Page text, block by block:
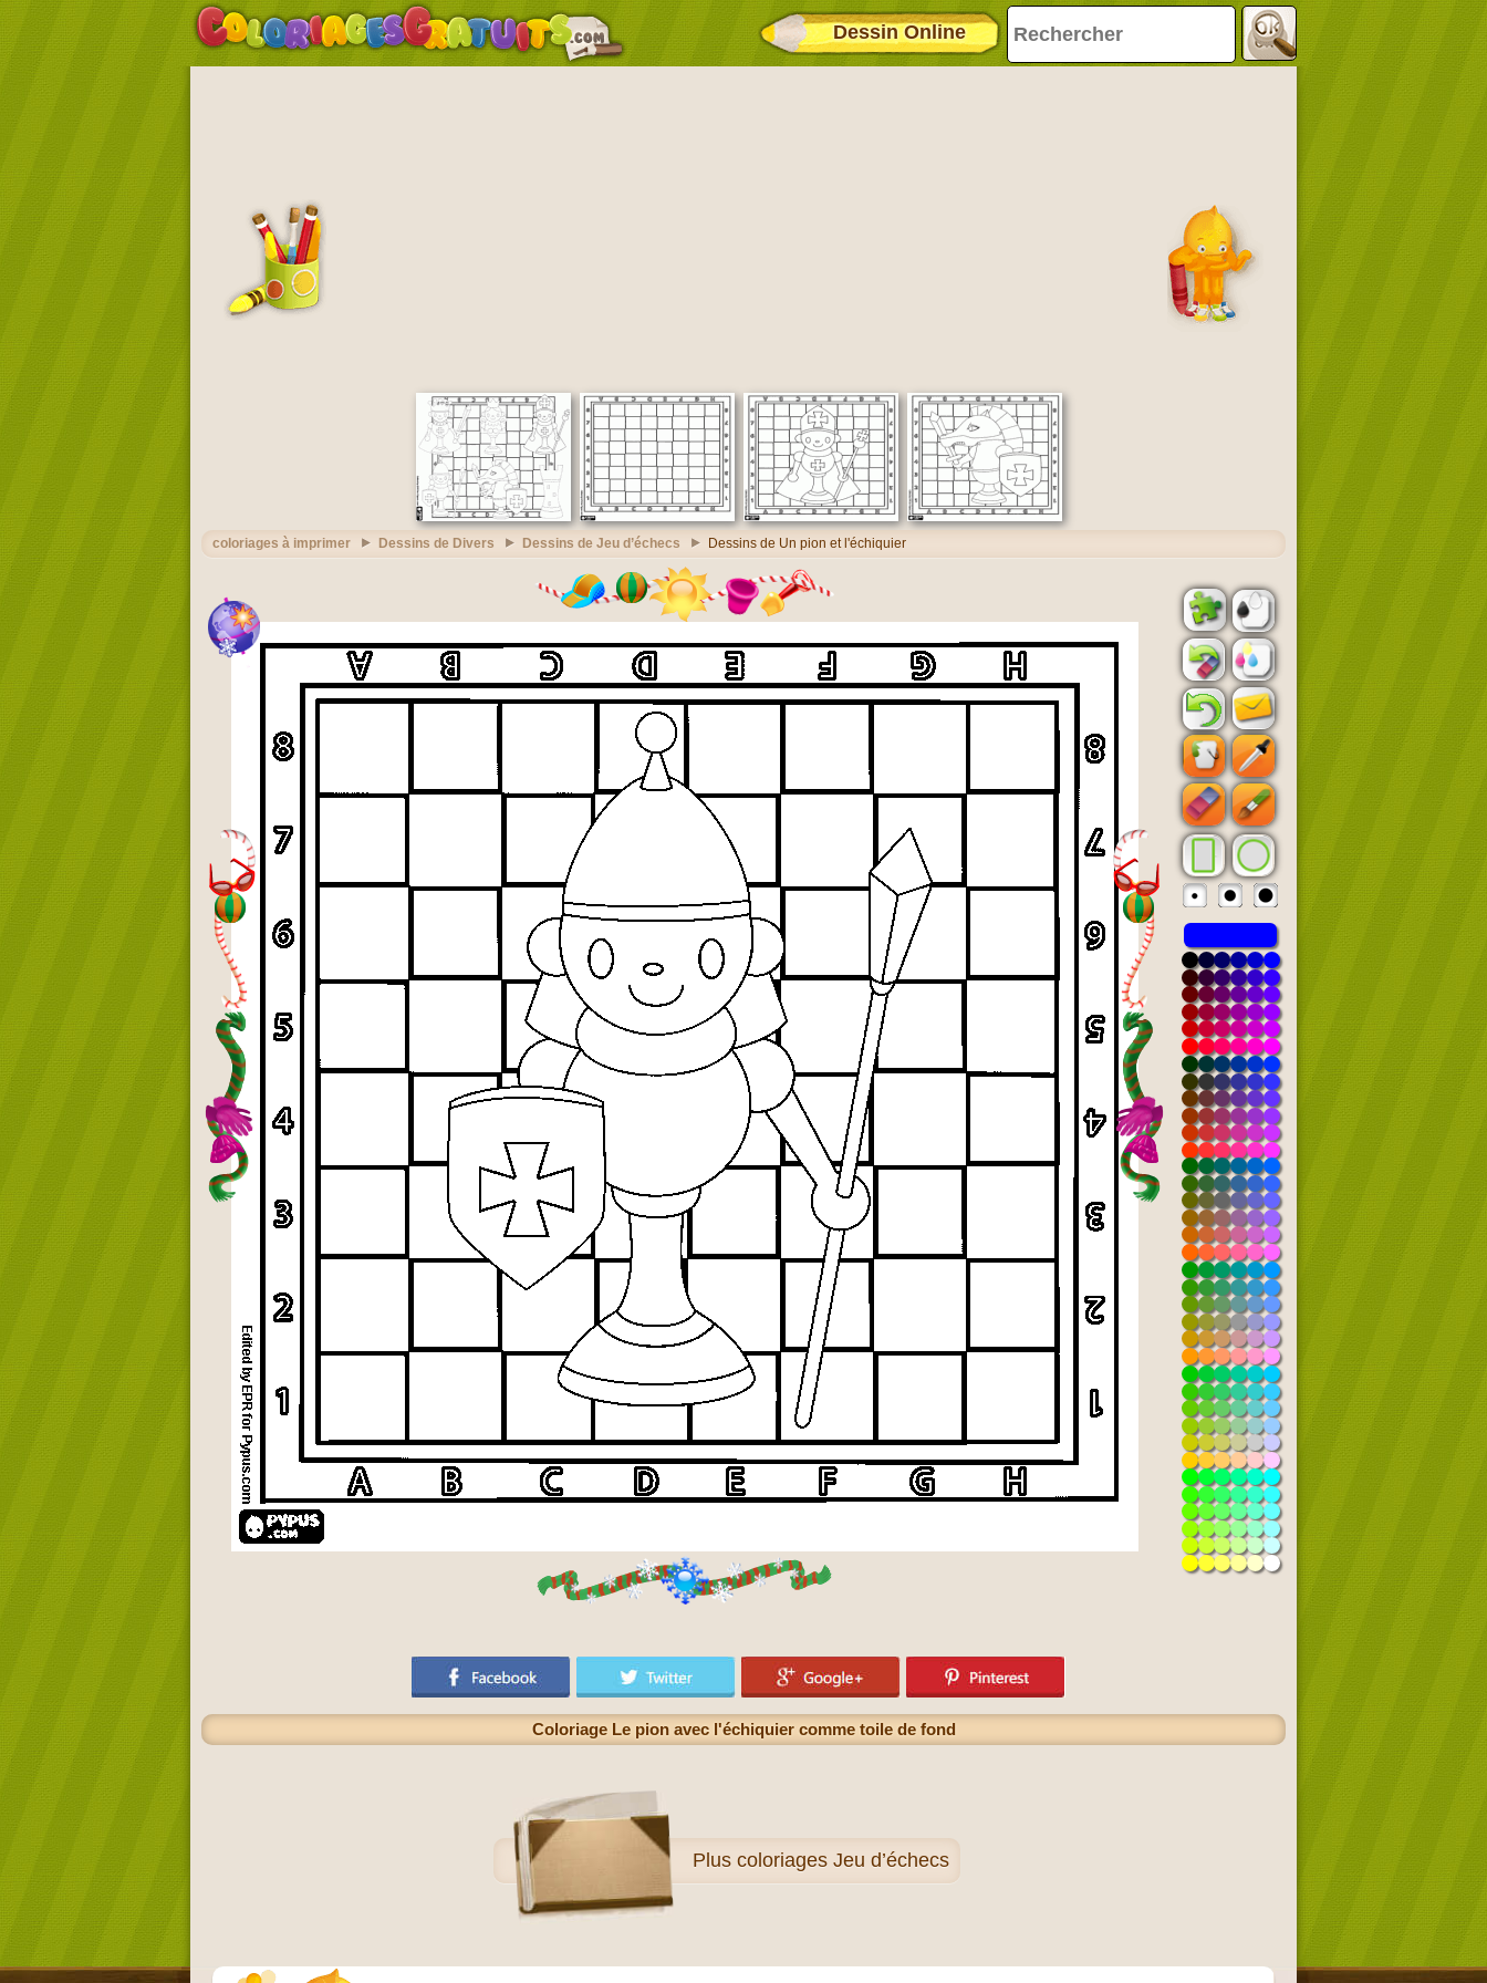
Dessin Online
coloriages à imprimer Dessins de Divers Dessins de Jeu d’échecs Dessins de Un pion et l'échiquier
Coloriage Le pion avec l'échiquier comme toile de fond
Plus coloriages Jeu d’échecs